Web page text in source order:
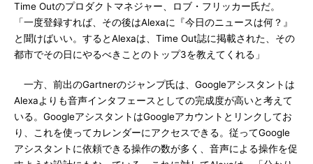
Time Outのプロダクトマネジャー、ロブ・フリッカー氏だ。
「一度登録すれば、その後はAlexaに『今日のニュースは何？』
と聞けばいい。するとAlexaは、Time Out誌に掲載された、その
都市でその日にやるべきことのトップ3を教えてくれる」
一方、前出のGartnerのジャンプ氏は、Googleアシスタントは
Alexaよりも音声インタフェースとしての完成度が高いと考えて
いる。GoogleアシスタントはGoogleアカウントとリンクしてお
り、これを使ってカレンダーにアクセスできる。従ってGoogle
アシスタントに依頼できる操作の数が多く、音声による操作を促